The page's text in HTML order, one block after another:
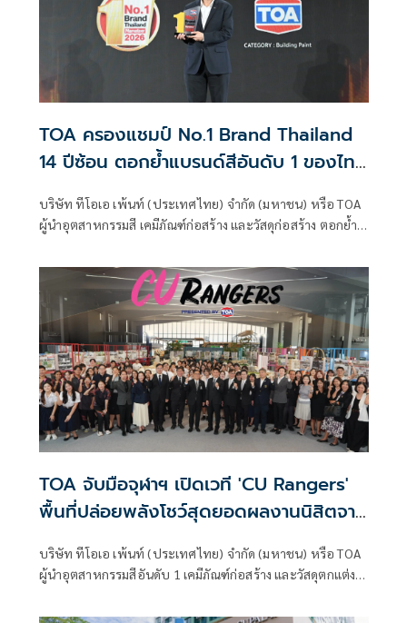
กระทรวงมหาดไทย เป็นประธานในพิธี ณ บริเวณท้องสนาม
TOA ครองแชมป์ No.1 Brand Thailand
14 ปีซ้อน ตอกย้ำแบรนด์สีอันดับ 1 ของไทย
Green Ecosystem
บริษัท ทีโอเอ เพ้นท์ (ประเทศไทย) จำกัด (มหาชน) หรือ TOA
ผู้นำอุตสาหกรรมสี เคมีภัณฑ์ก่อสร้าง และวัสดุก่อสร้าง ตอกย้ำ
Thailand 2026 ในกลุ่มสีทาอาคาร ต่อเนื่องเป็นปีที่ 14 สะท้อน
ความเชื่อมั่น ความไว้วางใจ และการยอมรับจากผู้บริโภคทั่ว
ประเทศ
TOA จับมือจุฬาฯ เปิดเวที 'CU Rangers'
พื้นที่ปล่อยพลังโชว์สุดยอดผลงานนิสิตจาก
ที่ใจกลางสยาม @SIAMSCAPE
บริษัท ทีโอเอ เพ้นท์ (ประเทศไทย) จำกัด (มหาชน) หรือ TOA
ผู้นำอุตสาหกรรมสีอันดับ 1 เคมีภัณฑ์ก่อสร้าง และวัสดุตกแต่ง
งาน “CU Rangers Presented by TOA” โชว์สุดยอดผลงาน